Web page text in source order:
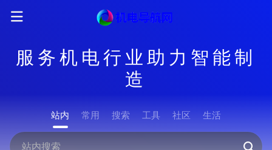
服务机电行业助力智能制
造
站内 常用 搜索 工具 社区 生活